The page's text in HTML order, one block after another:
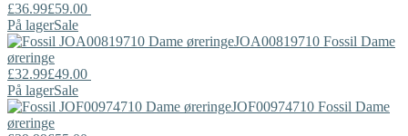
£36.99£59.00
På lagerSale
JOA00819710 Fossil Dame
øreringe
£32.99£49.00
På lagerSale
JOF00974710 Fossil Dame
øreringe